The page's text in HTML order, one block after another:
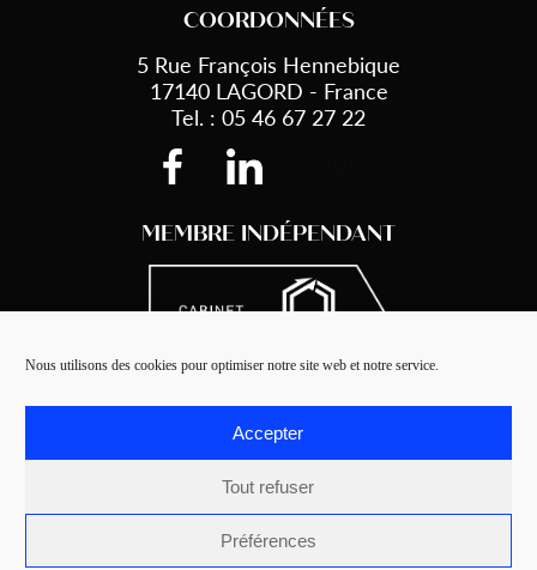
Nous utilisons des cookies pour optimiser notre site web et notre service.
Accepter
Tout refuser
Préférences
COORDONNÉES
5 Rue François Hennebique
17140 LAGORD - France
Tel. : 05 46 67 27 22
MEMBRE INDÉPENDANT
Steco © 2021 - Made by